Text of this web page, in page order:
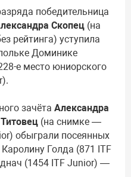
победительница
Скопец (на
рейтинга) уступила
Доминике
е место юниорского
зачёта Александра
(на снимке —
обыграли посеянных
Голда (871 ITF
(1454 ITF Junior) —